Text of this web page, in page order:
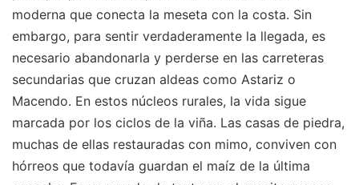
moderna que conecta la meseta con la costa. Sin
embargo, para sentir verdaderamente la llegada, es
necesario abandonarla y perderse en las carreteras
secundarias que cruzan aldeas como Astariz o
Macendo. En estos núcleos rurales, la vida sigue
marcada por los ciclos de la viña. Las casas de piedra,
muchas de ellas restauradas con mimo, conviven con
hórreos que todavía guardan el maíz de la última